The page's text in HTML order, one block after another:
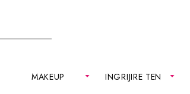
MAKEUP INGRIJIRE TEN